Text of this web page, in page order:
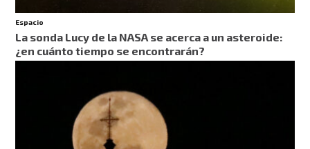
Espacio
La sonda Lucy de la NASA se acerca a un asteroide:
¿en cuánto tiempo se encontrarán?